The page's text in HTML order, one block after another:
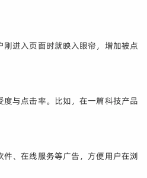
进入页面时就映入眼帘，增加被点
与点击率。比如，在一篇科技产品
、在线服务等广告，方便用户在浏